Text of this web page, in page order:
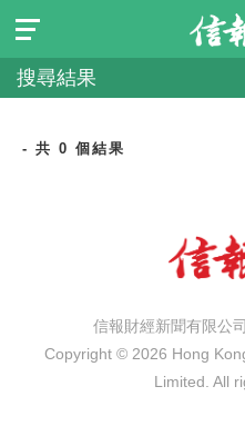
搜尋結果
- 共 0 個結果
信報財經新聞有限公
Copyright © 2026 Hong
Limited. All